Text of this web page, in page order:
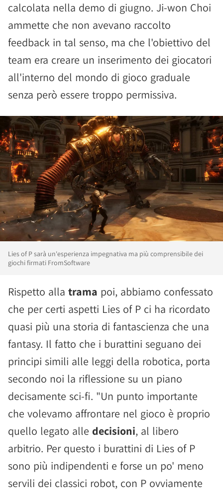
calcolata nella demo di giugno. Ji-won Choi
ammette che non avevano raccolto
feedback in tal senso, ma che l'obiettivo del
team era creare un inserimento dei giocatori
all'interno del mondo di gioco graduale
senza però essere troppo permissiva.
Lies of P sarà un'esperienza impegnativa ma più comprensibile dei
giochi firmati FromSoftware
Rispetto alla trama poi, abbiamo confessato
che per certi aspetti Lies of P ci ha ricordato
quasi più una storia di fantascienza che una
fantasy. Il fatto che i burattini seguano dei
principi simili alle leggi della robotica, porta
secondo noi la riflessione su un piano
decisamente sci-fi. "Un punto importante
che volevamo affrontare nel gioco è proprio
quello legato alle decisioni, al libero
arbitrio. Per questo i burattini di Lies of P
sono più indipendenti e forse un po' meno
servili dei classici robot, con P ovviamente